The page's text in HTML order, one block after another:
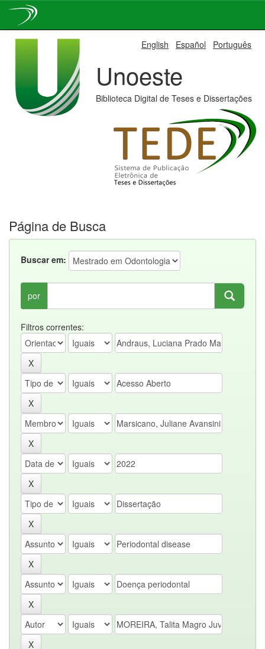
English Español Português
Unoeste
Biblioteca Digital de Teses e Dissertações
Página de Busca
Buscar em:
por
Filtros correntes: